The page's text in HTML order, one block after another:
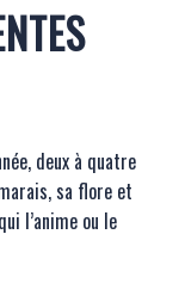
deux à quatre
sa flore et
l’anime ou le